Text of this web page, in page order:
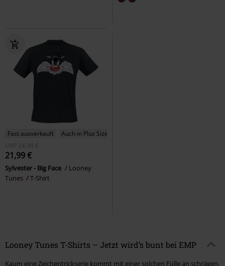
Fast ausverkauft
Auch in Plus Size
UVP
24,99 €
21,99 €
Sylvester - Big Face
Looney
Tunes
T-Shirt
Looney Tunes T-Shirts – Jetzt wird’s bunt bei EMP
Kaum eine Zeichentrickserie kommt mit einer solchen Fülle an schrägen,